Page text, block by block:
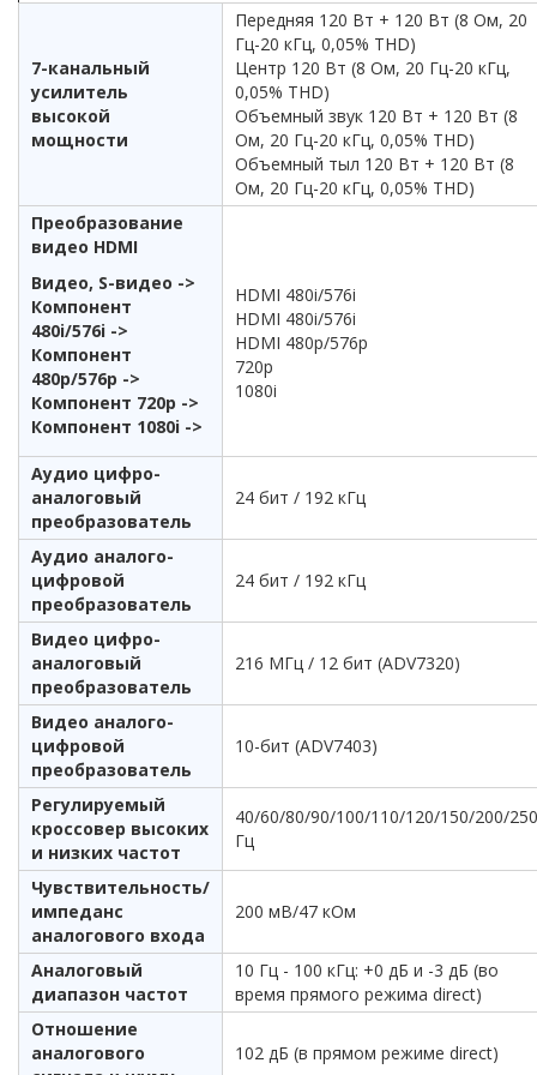
7-канальный
усилитель
высокой
мощности
Передняя 120 Вт + 120 Вт (8 Ом, 20
Гц-20 кГц, 0,05% THD)
Центр 120 Вт (8 Ом, 20 Гц-20 кГц,
0,05% THD)
Объемный звук 120 Вт + 120 Вт (8
Ом, 20 Гц-20 кГц, 0,05% THD)
Объемный тыл 120 Вт + 120 Вт (8
Ом, 20 Гц-20 кГц, 0,05% THD)
Преобразование
видео HDMI
Видео, S-видео ->
Компонент
480i/576i ->
Компонент
480p/576p ->
Компонент 720p ->
Компонент 1080i ->
HDMI 480i/576i
HDMI 480i/576i
HDMI 480p/576p
720p
1080i
Аудио цифро-
аналоговый
преобразователь
24 бит / 192 кГц
Аудио аналого-
цифровой
преобразователь
24 бит / 192 кГц
Видео цифро-
аналоговый
преобразователь
216 МГц / 12 бит (ADV7320)
Видео аналого-
цифровой
преобразователь
10-бит (ADV7403)
Регулируемый
кроссовер высоких
и низких частот
40/60/80/90/100/110/120/150/200/250
Гц
Чувствительность/
импеданс
аналогового входа
200 мВ/47 кОм
Аналоговый
диапазон частот
10 Гц - 100 кГц: +0 дБ и -3 дБ (во
время прямого режима direct)
Отношение
аналогового
102 дБ (в прямом режиме direct)